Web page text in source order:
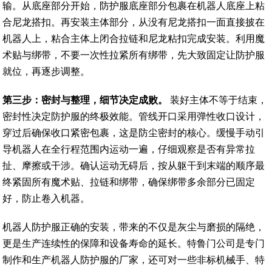
输。从底座部分开始，防护服底座部分包裹在机器人底座上粘
合尼龙搭扣。再安装主体部分，从没有尼龙搭扣一面直接披在
机器人上，粘合主体上闭合拉链和尼龙粘扣完成安装。利用魔
术贴与绑带，不要一次性拉紧所有绑带，先大致固定让防护服
就位，再逐步调整。
第三步：密封与整理，细节决定成败。装好主体不等于结束，
密封性决定防护服的终极效能。管线开口采用弹性收口设计，
穿过后确保收口紧密包裹，这是防尘密封的核心。缓慢手动引
导机器人在全行程范围内运动一遍，仔细观察是否有异常拉
扯、摩擦或干涉。确认运动无碍后，按从躯干到末端的顺序最
终紧固所有魔术贴、拉链和绑带，确保绑带多余部分已固定
好，防止卷入机器。
机器人防护服正确的安装，带来的不仅是灰尘与磨损的隔绝，
更是生产连续性的保障和设备寿命的延长。特鲁门公司是专门
制作和生产机器人防护服的厂家，还可对一些非标机械手、特